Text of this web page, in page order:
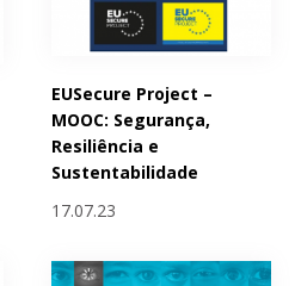
EUSecure Project –
MOOC: Segurança,
Resiliência e
Sustentabilidade
17.07.23